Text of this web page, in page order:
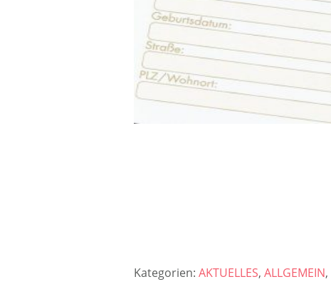
Kategorien: AKTUELLES, ALLGEMEIN,